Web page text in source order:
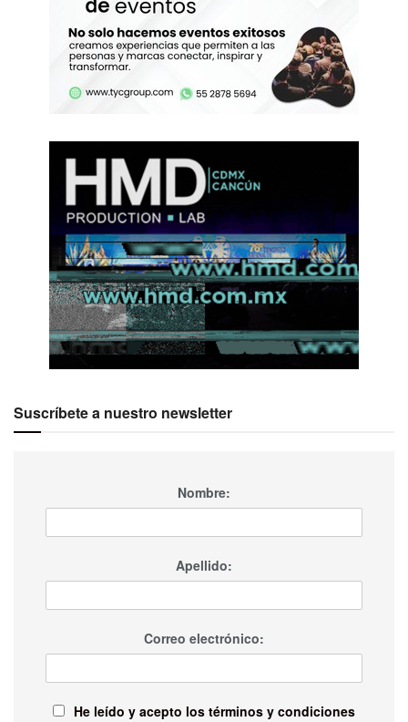
Suscríbete a nuestro newsletter
Nombre:
Apellido:
Correo electrónico:
He leído y acepto los términos y condiciones